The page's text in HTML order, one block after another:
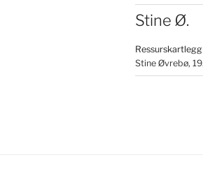
Stine Ø.
Stine Øvrebø